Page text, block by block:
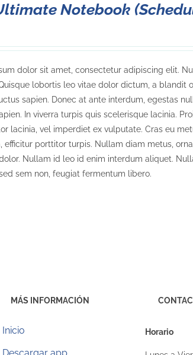
Notebook
dolor sit amet, consectetur adipiscing elit.
lobortis leo vitae dolor dictum, a blandit
sapien. Donec at ante interdum, egestas
In viverra turpis quis scelerisque lacinia.
lacinia, vel imperdiet ex vulputate. Cras eu
efficitur porttitor turpis. Nullam diam metus,
Nullam id leo id enim interdum aliquet.
sem non, feugiat fermentum libero.
MÁS INFORMACIÓN
Inicio Horario